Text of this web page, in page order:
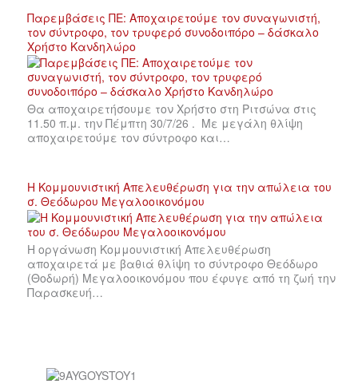
Παρεμβάσεις ΠΕ: Αποχαιρετούμε τον συναγωνιστή,
τον σύντροφο, τον τρυφερό συνοδοιπόρο – δάσκαλο
Χρήστο Κανδηλώρο
Θα αποχαιρετήσουμε τον Χρήστο στη Ριτσώνα στις
11.50 π.μ. την Πέμπτη 30/7/26 . Με μεγάλη θλίψη
αποχαιρετούμε τον σύντροφο και…
Η Κομμουνιστική Απελευθέρωση για την απώλεια του
σ. Θεόδωρου Μεγαλοοικονόμου
Η οργάνωση Κομμουνιστική Απελευθέρωση
αποχαιρετά με βαθιά θλίψη το σύντροφο Θεόδωρο
(Θοδωρή) Μεγαλοοικονόμου που έφυγε από τη ζωή την
Παρασκευή…